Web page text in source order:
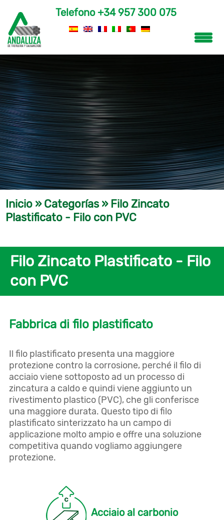
Telefono+34 957 300 075
Inicio »Categorías» Filo Zincato
Plastificato - Filo con PVC
Filo Zincato Plastificato - Filo
con PVC
Fabbrica di filo plastificato
Il filo plastificato presenta una maggiore
protezione contro la corrosione, perché il filo di
acciaio viene sottoposto ad un processo di
zincatura a caldo e quindi viene aggiunto un
rivestimento plastico (PVC), che gli conferisce
una maggiore durata. Questo tipo di filo
plastificato sinterizzato ha un campo di
applicazione molto ampio e offre una soluzione
competitiva quando vogliamo aggiungere
protezione.
Acciaio al carbonio